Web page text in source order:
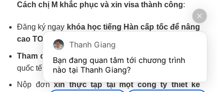
Cách chị M khắc phục và xin visa thành công:
Đăng ký ngay khóa học tiếng Hàn cấp tốc để nâng
cao TOPIKlên cấp 4 trong 6 tháng.
Tham dự các hội chợ việc làm dành cho sinh viên
quốc tế tại trường đại học để tìm kiếm cơ hội.
Nộp đơnxin thực tập tại một công ty thiết kế
Thanh Giang
Bạn đang quan tâm tới chương trình
nào tại Thanh Giang?